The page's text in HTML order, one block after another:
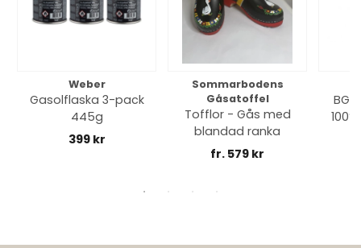
Weber
Gasolflaska 3-pack
445g
399 kr
Sommarbodens
Gåsatoffel
Tofflor - Gås med
blandad ranka
fr. 579 kr